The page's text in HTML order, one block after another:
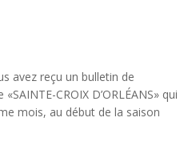
avez reçu un bulletin de
CROIX D’ORLÉANS» qui
mois, au début de la saison